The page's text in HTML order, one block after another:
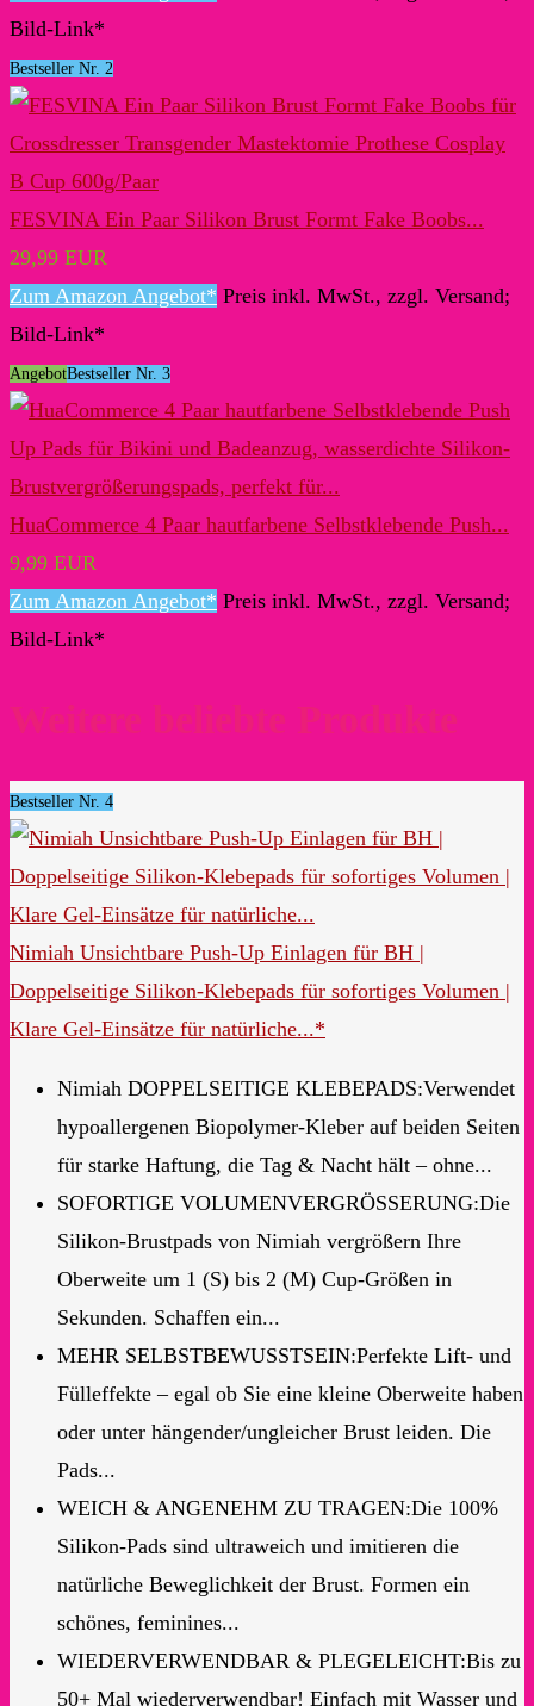
Bild-Link*
Bestseller Nr. 2
FESVINA Ein Paar Silikon Brust Formt Fake Boobs...
29,99 EUR
Zum Amazon Angebot* Preis inkl. MwSt., zzgl. Versand;
Bild-Link*
AngebotBestseller Nr. 3
HuaCommerce 4 Paar hautfarbene Selbstklebende Push...
9,99 EUR
Zum Amazon Angebot* Preis inkl. MwSt., zzgl. Versand;
Bild-Link*
Weitere beliebte Produkte
Bestseller Nr. 4
Nimiah Unsichtbare Push-Up Einlagen für BH |
Doppelseitige Silikon-Klebepads für sofortiges Volumen |
Klare Gel-Einsätze für natürliche...*
Nimiah DOPPELSEITIGE KLEBEPADS:Verwendet
hypoallergenen Biopolymer-Kleber auf beiden Seiten
für starke Haftung, die Tag & Nacht hält – ohne...
SOFORTIGE VOLUMENVERGRÖSSERUNG:Die
Silikon-Brustpads von Nimiah vergrößern Ihre
Oberweite um 1 (S) bis 2 (M) Cup-Größen in
Sekunden. Schaffen ein...
MEHR SELBSTBEWUSSTSEIN:Perfekte Lift- und
Fülleffekte – egal ob Sie eine kleine Oberweite haben
oder unter hängender/ungleicher Brust leiden. Die
Pads...
WEICH & ANGENEHM ZU TRAGEN:Die 100%
Silikon-Pads sind ultraweich und imitieren die
natürliche Beweglichkeit der Brust. Formen ein
schönes, feminines...
WIEDERVERWENDBAR & PLEGELEICHT:Bis zu
50+ Mal wiederverwendbar! Einfach mit Wasser und